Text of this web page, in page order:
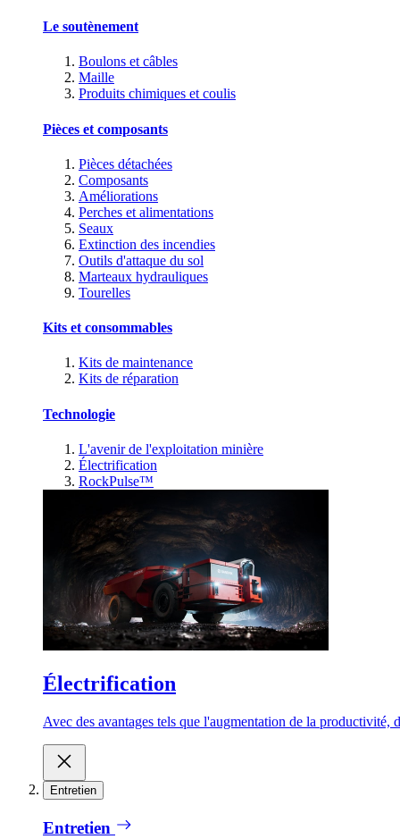
Le soutènement
Boulons et câbles
Maille
Produits chimiques et coulis
Pièces et composants
Pièces détachées
Composants
Améliorations
Perches et alimentations
Seaux
Extinction des incendies
Outils d'attaque du sol
Marteaux hydrauliques
Tourelles
Kits et consommables
Kits de maintenance
Kits de réparation
Technologie
L'avenir de l'exploitation minière
Électrification
RockPulse™
Électrification
Avec des avantages tels que l'augmentation de la
Entretien
Entretien